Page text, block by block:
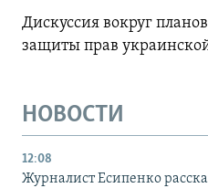
Дискуссия вокруг
защиты прав
НОВОСТИ
12:08
Журналист Есипенко